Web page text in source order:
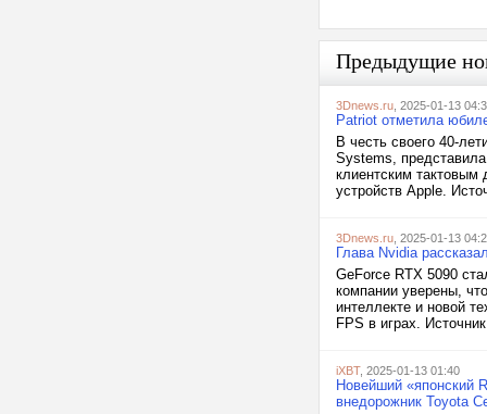
Предыдущие
3Dnews.ru , 2025-01-13
Patriot отметила
В честь своего 40-
Systems,
клиентским
устройств Apple.
3Dnews.ru , 2025-01-13
Глава Nvidia
GeForce RTX 5090
компании уверены,
интеллекте и новой
FPS в играх.
iXBT, 2025-01-13 01:40
Новейший «японский
внедорожник Toyota